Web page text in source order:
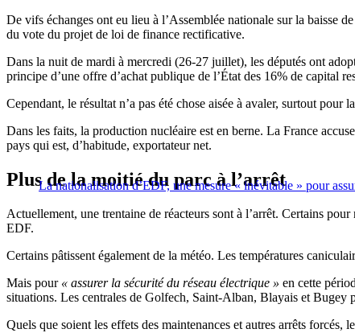
De vifs échanges ont eu lieu à l’Assemblée nationale sur la baisse
du vote du projet de loi de finance rectificative.
Dans la nuit de mardi à mercredi (26-27 juillet), les députés ont
principe d’une offre d’achat publique de l’État des 16% de capital
Cependant, le résultat n’a pas été chose aisée à avaler, surtout pour
Dans les faits, la production nucléaire est en berne. La France
pays qui est, d’habitude, exportateur net.
La nationalisation d’EDF, une mesure « inévitable » pour
Plus de la moitié du parc à l’arrêt
Actuellement, une trentaine de réacteurs sont à l’arrêt. Certains
EDF.
Certains pâtissent également de la météo. Les températures
Mais pour « assurer la sécurité du réseau électrique » en cette
situations. Les centrales de Golfech, Saint-Alban, Blayais et Bugey
Quels que soient les effets des maintenances et autres arrêts